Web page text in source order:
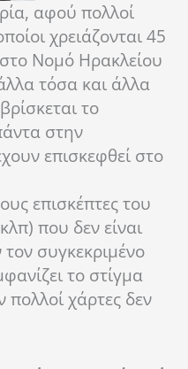
αφού πολλοί
χρειάζονται 45
Νομό Ηρακλείου
τόσα και άλλα
το
στην
επισκεφθεί στο
επισκέπτες του
που δεν είναι
συγκεκριμένο
το στίγμα
χάρτες δεν